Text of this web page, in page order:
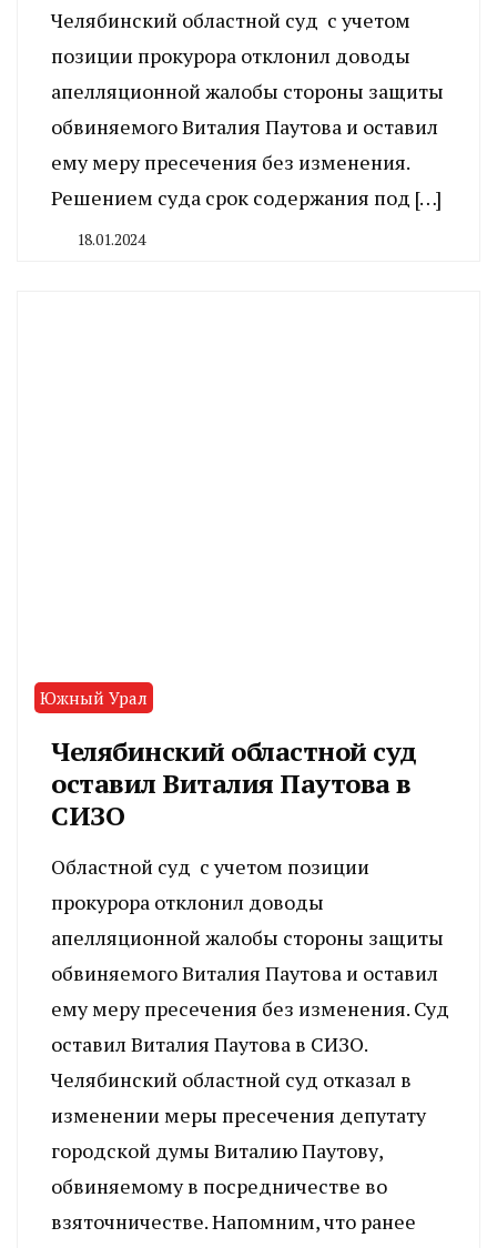
Челябинский областной суд с учетом
позиции прокурора отклонил доводы
апелляционной жалобы стороны защиты
обвиняемого Виталия Паутова и оставил
ему меру пресечения без изменения.
Решением суда срок содержания под […]
18.01.2024
Южный Урал
Челябинский областной суд
оставил Виталия Паутова в
СИЗО
Областной суд с учетом позиции
прокурора отклонил доводы
апелляционной жалобы стороны защиты
обвиняемого Виталия Паутова и оставил
ему меру пресечения без изменения. Суд
оставил Виталия Паутова в СИЗО.
Челябинский областной суд отказал в
изменении меры пресечения депутату
городской думы Виталию Паутову,
обвиняемому в посредничестве во
взяточничестве. Напомним, что ранее